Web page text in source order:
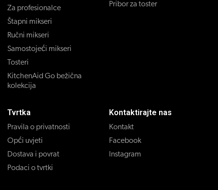
Za profesionalce
Štapni mikseri
Ručni mikseri
Samostojeći mikseri
Tosteri
KitchenAid Go bežična
kolekcija
Pribor za toster
Tvrtka
Pravila o privatnosti
Opći uvjeti
Dostava i povrat
Podaci o tvrtki
Kontaktirajte nas
Kontakt
Facebook
Instagram